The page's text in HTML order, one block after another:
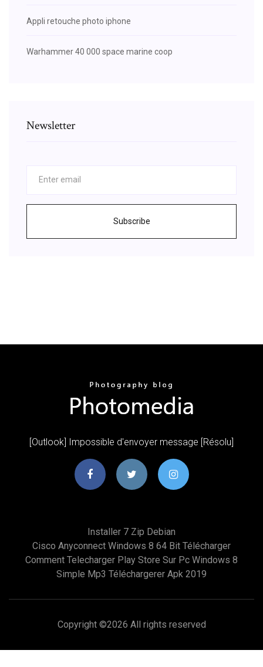
Appli retouche photo iphone
Warhammer 40 000 space marine coop
Newsletter
Subscribe
[Outlook] Impossible d'envoyer message [Résolu]
Installer 7 Zip Debian
Cisco Anyconnect Windows 8 64 Bit Télécharger
Comment Telecharger Play Store Sur Pc Windows 8
Simple Mp3 Téléchargerer Apk 2019
Copyright ©2026 All rights reserved